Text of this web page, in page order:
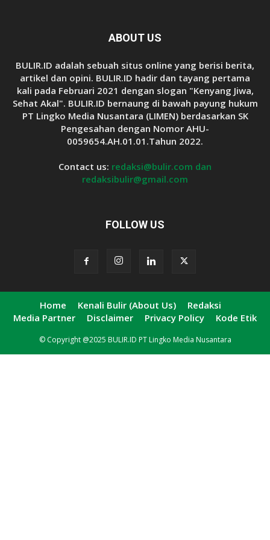
ABOUT US
BULIR.ID adalah sebuah situs online yang berisi berita,
artikel dan opini. BULIR.ID hadir dan tayang pertama
kali pada Februari 2021 dengan slogan "Kenyang Jiwa,
Sehat Akal". BULIR.ID bernaung di bawah payung hukum
PT Lingko Media Nusantara (LIMEN) berdasarkan SK
Pengesahan dengan Nomor AHU-
0059654.AH.01.01.Tahun 2022.
Contact us: redaksi@bulir.com dan
redaksibulir@gmail.com
FOLLOW US
Home Kenali Bulir (About Us)
Redaksi
Media Partner
Disclaimer Privacy Policy Kode Etik
© Copyright @2025 BULIR.ID PT Lingko Media Nusantara